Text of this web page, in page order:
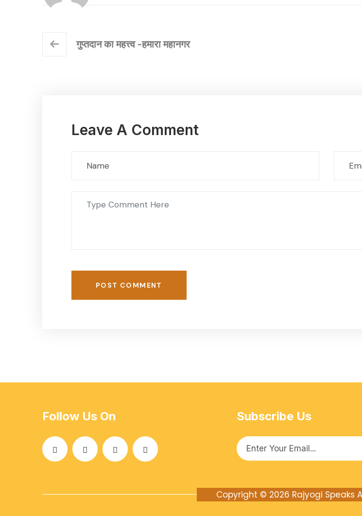
गुप्तदान का महत्त्व -हमारा महानगर
Leave A Comment
POST COMMENT
Follow Us On Subscribe Us
Copyright © 2026 Rajyogi Speaks